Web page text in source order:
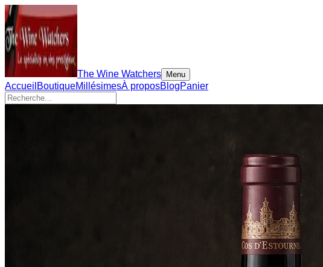
The Wine Watchers Menu
Accueil BoutiqueMillésimesÀ proposBlogPanier